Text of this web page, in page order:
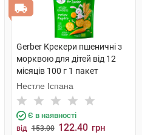
Gerber Крекери пшеничні з
морквою для дітей від 12
місяців 100 г 1 пакет
Нестле Іспана
Є в наявності
від 153.00 122.40 грн